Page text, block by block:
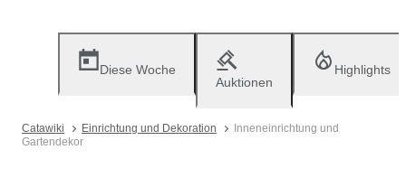
Diese Woche
Auktionen
Highlights
Catawiki Einrichtung und Dekoration
Inneneinrichtung und
Gartendekor